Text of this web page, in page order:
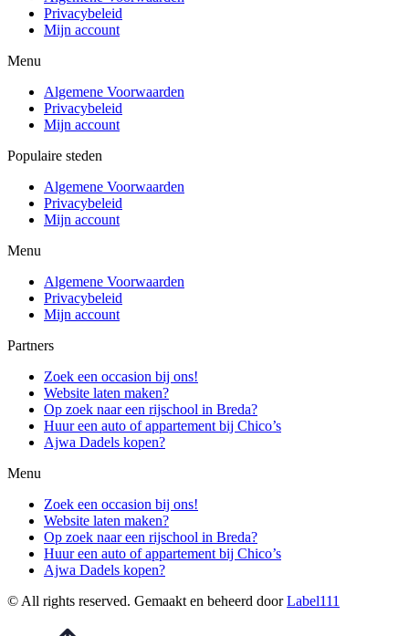
Privacybeleid
Mijn account
Menu
Algemene Voorwaarden
Privacybeleid
Mijn account
Populaire steden
Algemene Voorwaarden
Privacybeleid
Mijn account
Menu
Algemene Voorwaarden
Privacybeleid
Mijn account
Partners
Zoek een occasion bij ons!
Website laten maken?
Op zoek naar een rijschool in Breda?
Huur een auto of appartement bij Chico’s
Ajwa Dadels kopen?
Menu
Zoek een occasion bij ons!
Website laten maken?
Op zoek naar een rijschool in Breda?
Huur een auto of appartement bij Chico’s
Ajwa Dadels kopen?
© All rights reserved. Gemaakt en beheerd doorLabel111